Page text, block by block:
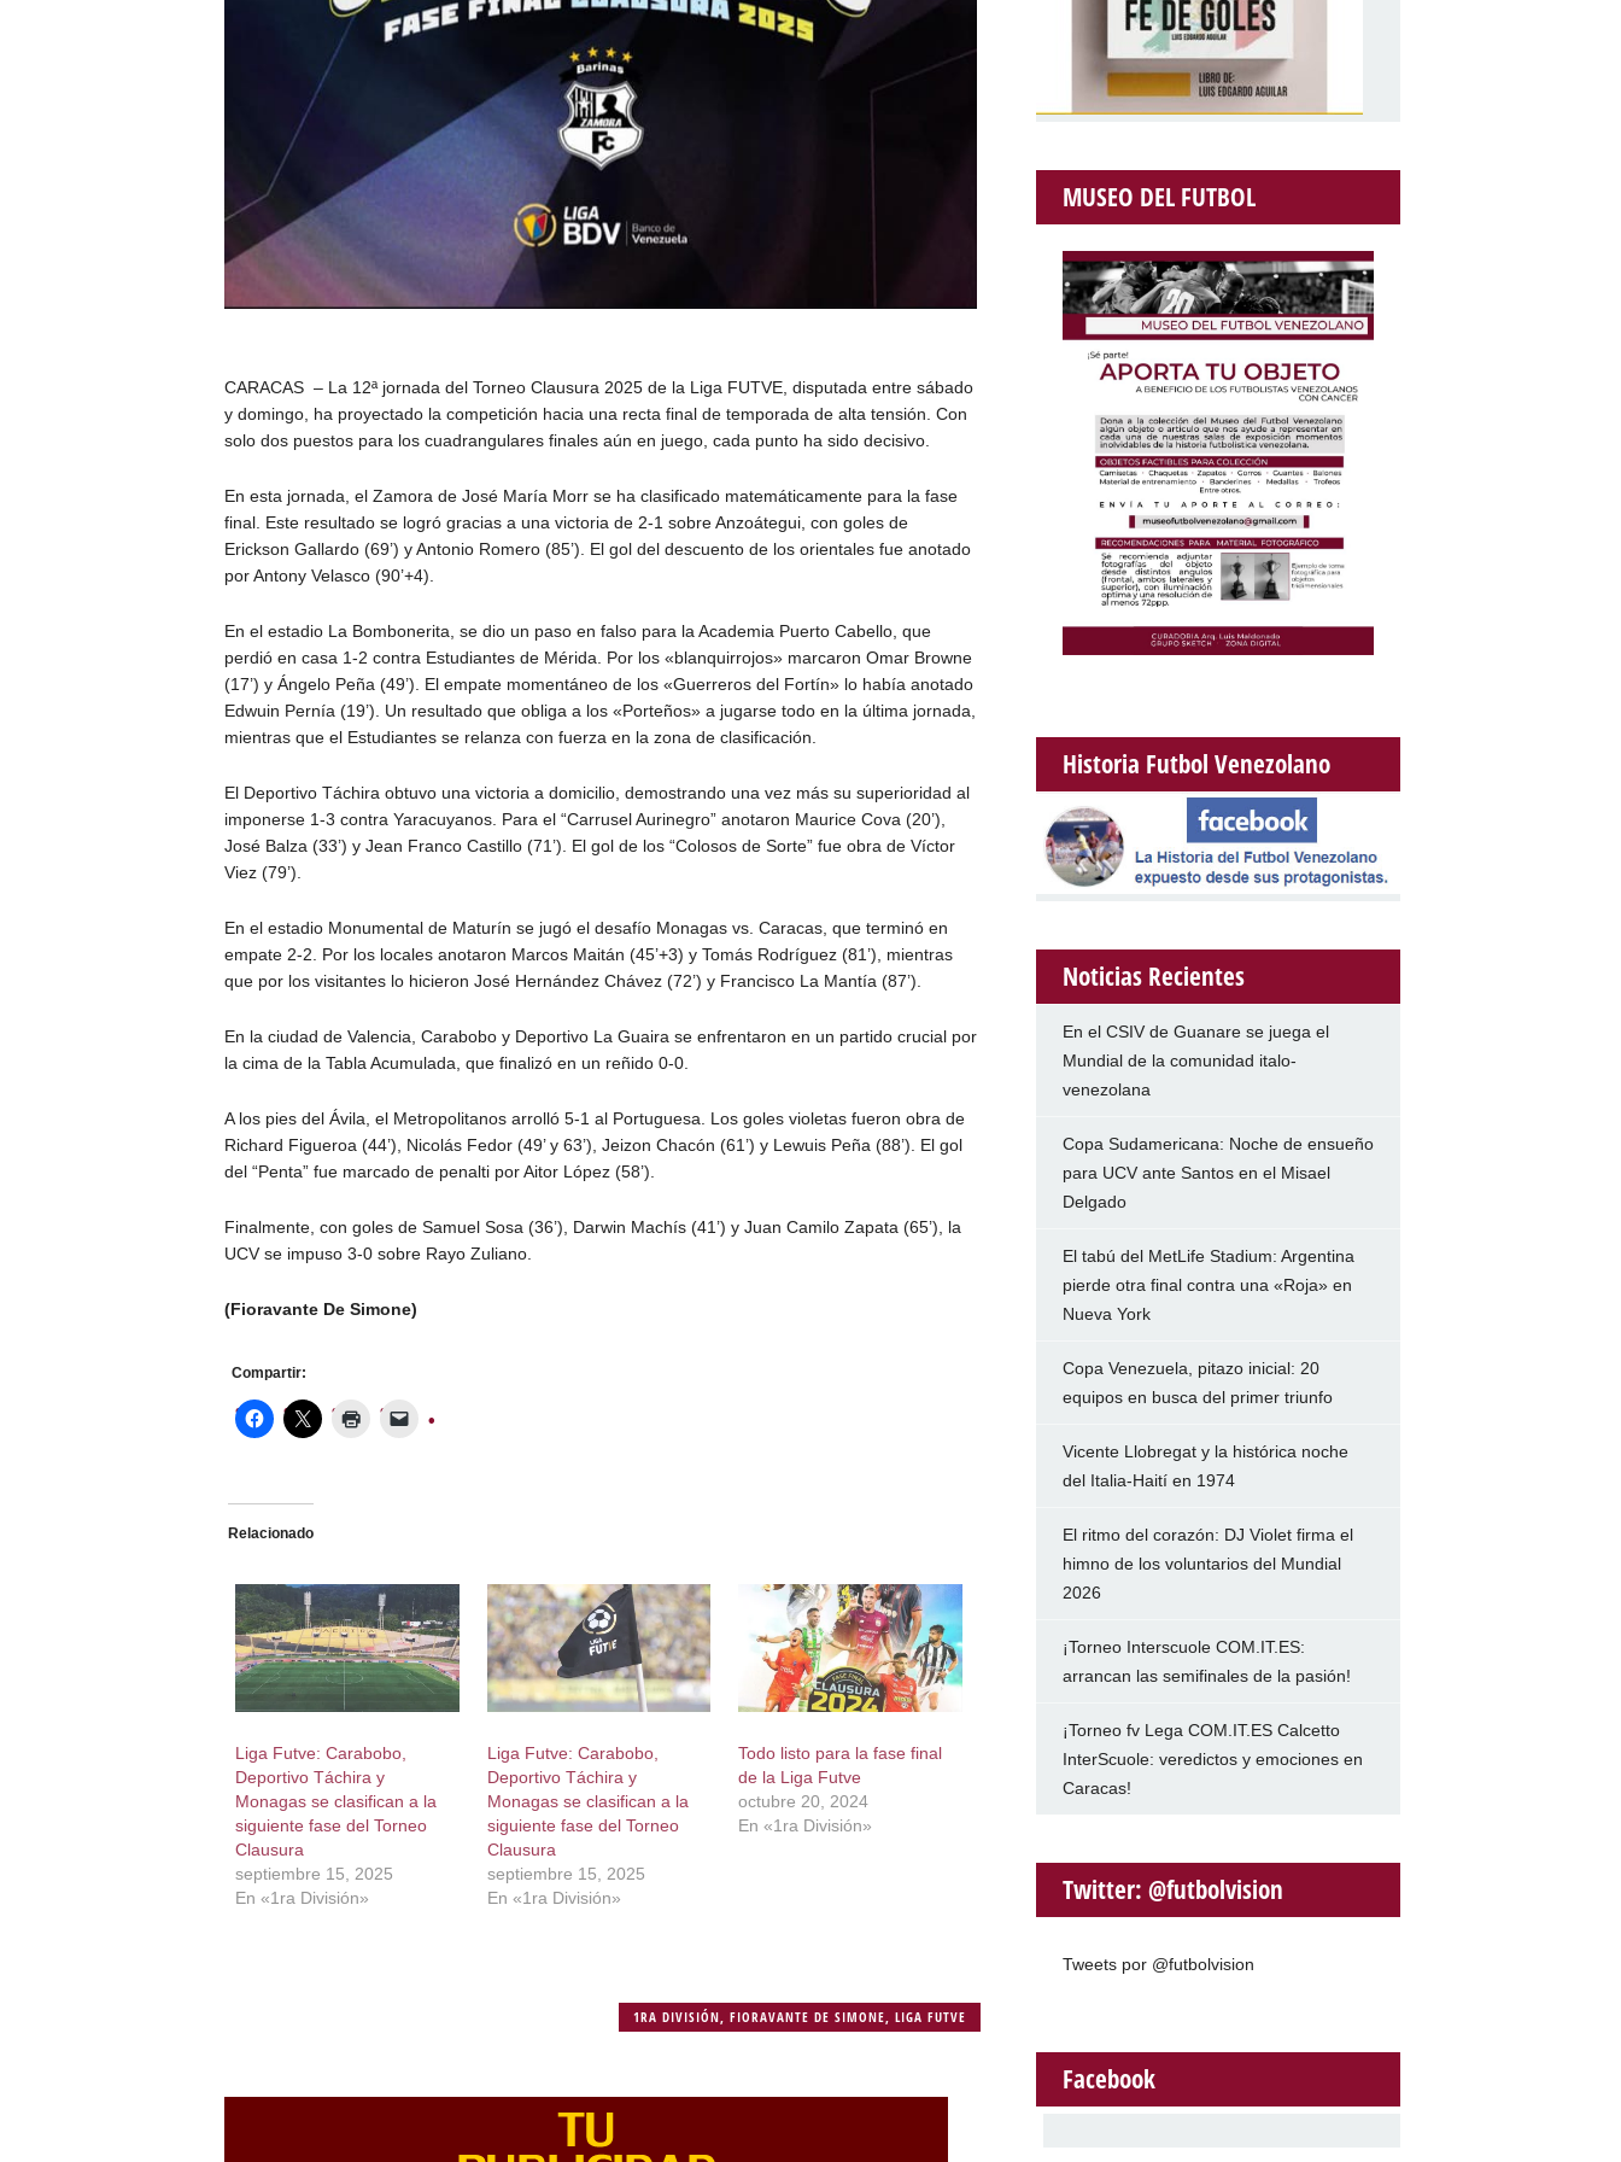
CARACAS – La 12ª jornada del Torneo Clausura 2025 de la Liga FUTVE, disputada entre sábado
y domingo, ha proyectado la competición hacia una recta final de temporada de alta tensión. Con
solo dos puestos para los cuadrangulares finales aún en juego, cada punto ha sido decisivo.
En esta jornada, el Zamora de José María Morr se ha clasificado matemáticamente para la fase
final. Este resultado se logró gracias a una victoria de 2-1 sobre Anzoátegui, con goles de
Erickson Gallardo (69’) y Antonio Romero (85’). El gol del descuento de los orientales fue anotado
por Antony Velasco (90’+4).
En el estadio La Bombonerita, se dio un paso en falso para la Academia Puerto Cabello, que
perdió en casa 1-2 contra Estudiantes de Mérida. Por los «blanquirrojos» marcaron Omar Browne
(17’) y Ángelo Peña (49’). El empate momentáneo de los «Guerreros del Fortín» lo había anotado
Edwuin Pernía (19’). Un resultado que obliga a los «Porteños» a jugarse todo en la última jornada,
mientras que el Estudiantes se relanza con fuerza en la zona de clasificación.
El Deportivo Táchira obtuvo una victoria a domicilio, demostrando una vez más su superioridad al
imponerse 1-3 contra Yaracuyanos. Para el “Carrusel Aurinegro” anotaron Maurice Cova (20’),
José Balza (33’) y Jean Franco Castillo (71’). El gol de los “Colosos de Sorte” fue obra de Víctor
Viez (79’).
En el estadio Monumental de Maturín se jugó el desafío Monagas vs. Caracas, que terminó en
empate 2-2. Por los locales anotaron Marcos Maitán (45’+3) y Tomás Rodríguez (81’), mientras
que por los visitantes lo hicieron José Hernández Chávez (72’) y Francisco La Mantía (87’).
En la ciudad de Valencia, Carabobo y Deportivo La Guaira se enfrentaron en un partido crucial por
la cima de la Tabla Acumulada, que finalizó en un reñido 0-0.
A los pies del Ávila, el Metropolitanos arrolló 5-1 al Portuguesa. Los goles violetas fueron obra de
Richard Figueroa (44’), Nicolás Fedor (49’ y 63’), Jeizon Chacón (61’) y Lewuis Peña (88’). El gol
del “Penta” fue marcado de penalti por Aitor López (58’).
Finalmente, con goles de Samuel Sosa (36’), Darwin Machís (41’) y Juan Camilo Zapata (65’), la
UCV se impuso 3-0 sobre Rayo Zuliano.
(Fioravante De Simone)
Compartir:
Relacionado
Liga Futve: Carabobo,
Deportivo Táchira y
Monagas se clasifican a la
siguiente fase del Torneo
Clausura
septiembre 15, 2025
En «1ra División»
Liga Futve: Carabobo,
Deportivo Táchira y
Monagas se clasifican a la
siguiente fase del Torneo
Clausura
septiembre 15, 2025
En «1ra División»
Todo listo para la fase final
de la Liga Futve
octubre 20, 2024
En «1ra División»
1RA DIVISIÓN ,FIORAVANTE DE SIMONE ,LIGA FUTVE
MUSEO DEL FUTBOL
Historia Futbol Venezolano
Noticias Recientes
En el CSIV de Guanare se juega el
Mundial de la comunidad italo-
venezolana
Copa Sudamericana: Noche de ensueño
para UCV ante Santos en el Misael
Delgado
El tabú del MetLife Stadium: Argentina
pierde otra final contra una «Roja» en
Nueva York
Copa Venezuela, pitazo inicial: 20
equipos en busca del primer triunfo
Vicente Llobregat y la histórica noche
del Italia-Haití en 1974
El ritmo del corazón: DJ Violet firma el
himno de los voluntarios del Mundial
2026
¡Torneo Interscuole COM.IT.ES:
arrancan las semifinales de la pasión!
¡Torneo fv Lega COM.IT.ES Calcetto
InterScuole: veredictos y emociones en
Caracas!
Twitter: @futbolvision
Tweets por @futbolvision
Facebook